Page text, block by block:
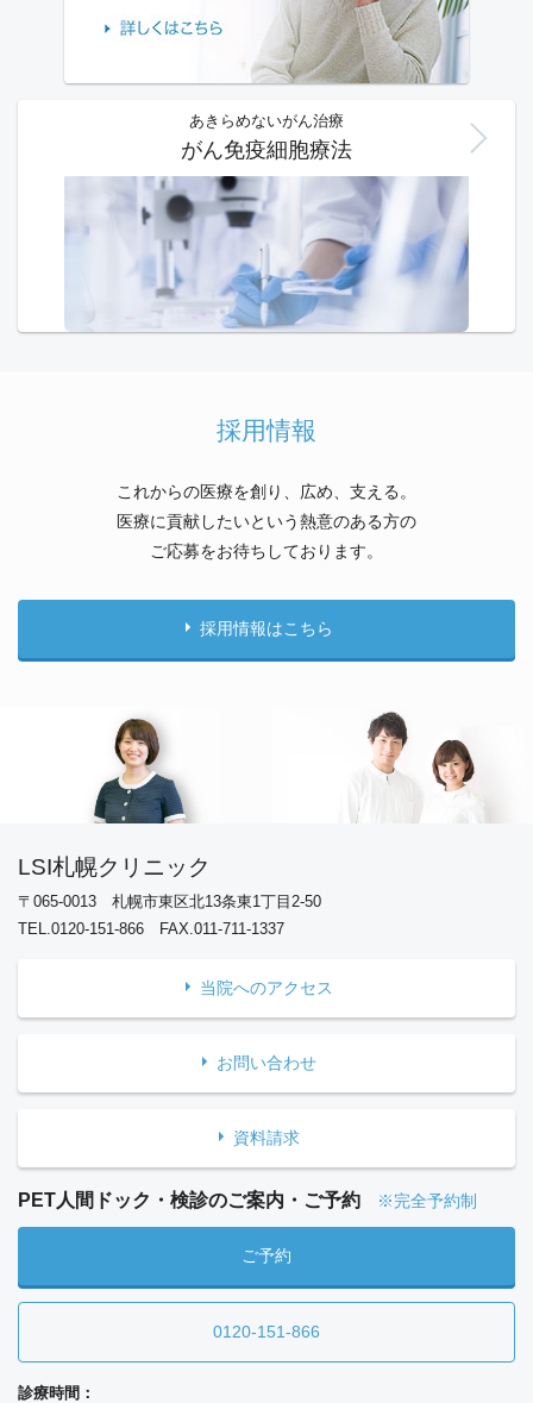
あきらめないがん治療
がん免疫細胞療法
採用情報
これからの医療を創り、広め、支える。
医療に貢献したいという熱意のある方の
ご応募をお待ちしております。
採用情報はこちら
LSI札幌クリニック
〒065-0013 札幌市東区北13条東1丁目2-50
TEL.0120-151-866 FAX.011-711-1337
当院へのアクセス
お問い合わせ
資料請求
PET人間ドック・検診のご案内・ご予約 ※完全予約制
ご予約
0120-151-866
診療時間：